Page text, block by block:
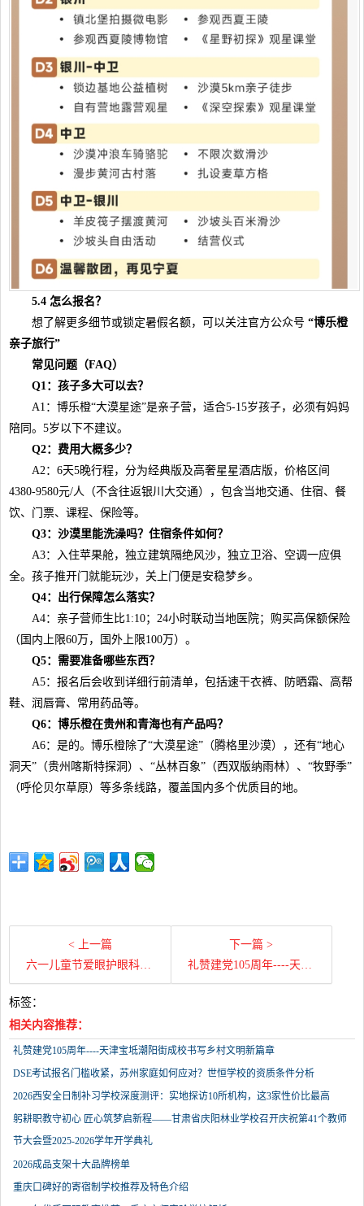
5.4 怎么报名？
想了解更多细节或锁定暑假名额，可以关注官方公众号 “博乐橙
亲子旅行”
常见问题（FAQ）
Q1：孩子多大可以去？
A1：博乐橙“大漠星途”是亲子营，适合5-15岁孩子，必须有妈妈
陪同。5岁以下不建议。
Q2：费用大概多少？
A2：6天5晚行程，分为经典版及高奢星星酒店版，价格区间
4380-9580元/人（不含往返银川大交通），包含当地交通、住宿、餐
饮、门票、课程、保险等。
Q3：沙漠里能洗澡吗？住宿条件如何？
A3：入住苹果舱，独立建筑隔绝风沙，独立卫浴、空调一应俱
全。孩子推开门就能玩沙，关上门便是安稳梦乡。
Q4：出行保障怎么落实？
A4：亲子营师生比1:10；24小时联动当地医院；购买高保额保险
（国内上限60万，国外上限100万）。
Q5：需要准备哪些东西？
A5：报名后会收到详细行前清单，包括速干衣裤、防晒霜、高帮
鞋、润唇膏、常用药品等。
Q6：博乐橙在贵州和青海也有产品吗？
A6：是的。博乐橙除了“大漠星途”（腾格里沙漠），还有“地心
洞天”（贵州喀斯特探洞）、“丛林百象”（西双版纳雨林）、“牧野季”
（呼伦贝尔草原）等多条线路，覆盖国内多个优质目的地。
< 上一篇
六一儿童节爱眼护眼科普来袭 专家支招守护儿童明亮视界
下一篇 >
礼赞建党105周年----天津宝坻潮阳街成校书写乡村文明新篇章
标签：
相关内容推荐：
礼赞建党105周年----天津宝坻潮阳街成校书写乡村文明新篇章
DSE考试报名门槛收紧，苏州家庭如何应对？世恒学校的资质条件分析
2026西安全日制补习学校深度测评：实地探访10所机构，这3家性价比最高
躬耕职教守初心 匠心筑梦启新程——甘肃省庆阳林业学校召开庆祝第41个教师
节大会暨2025-2026学年开学典礼
2026成品支架十大品牌榜单
重庆口碑好的寄宿制学校推荐及特色介绍